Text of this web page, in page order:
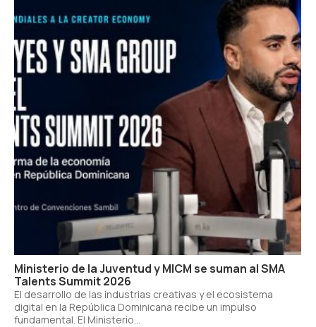
Ministerio de la Juventud y MICM se suman al SMA
Talents Summit 2026
El desarrollo de las industrias creativas y el ecosistema
digital en la República Dominicana recibe un impulso
fundamental. El Ministerio...